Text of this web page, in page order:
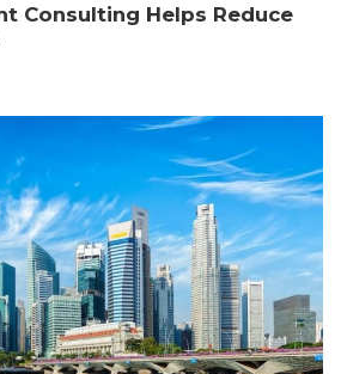
Consulting Helps Reduce